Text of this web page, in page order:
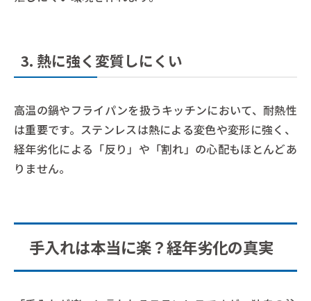
3. 熱に強く変質しにくい
高温の鍋やフライパンを扱うキッチンにおいて、耐熱性
は重要です。ステンレスは熱による変色や変形に強く、
経年劣化による「反り」や「割れ」の心配もほとんどあ
りません。
手入れは本当に楽？経年劣化の真実